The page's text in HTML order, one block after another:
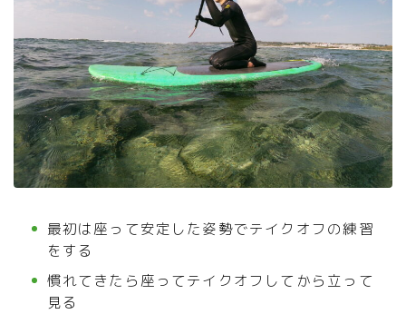
最初は座って安定した姿勢でテイクオフの練習
をする
慣れてきたら座ってテイクオフしてから立って
見る